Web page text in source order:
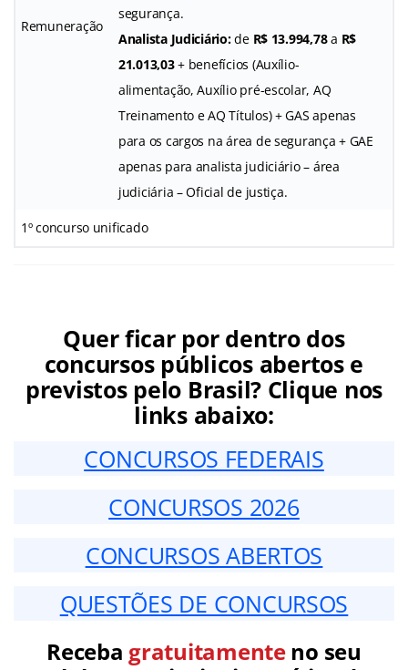
Remuneração
segurança.
Analista Judiciário:de R$ 13.994,78a R$
21.013,03+ benefícios (Auxílio-
alimentação, Auxílio pré-escolar, AQ
Treinamento e AQ Títulos) + GAS apenas
para os cargos na área de segurança + GAE
apenas para analista judiciário – área
judiciária – Oficial de justiça.
1º concurso unificado
Quer ficar por dentro dos
concursos públicos abertos e
previstos pelo Brasil? Clique nos
links abaixo:
CONCURSOS FEDERAIS
CONCURSOS 2026
CONCURSOS ABERTOS
QUESTÕES DE CONCURSOS
Receba gratuitamenteno seu